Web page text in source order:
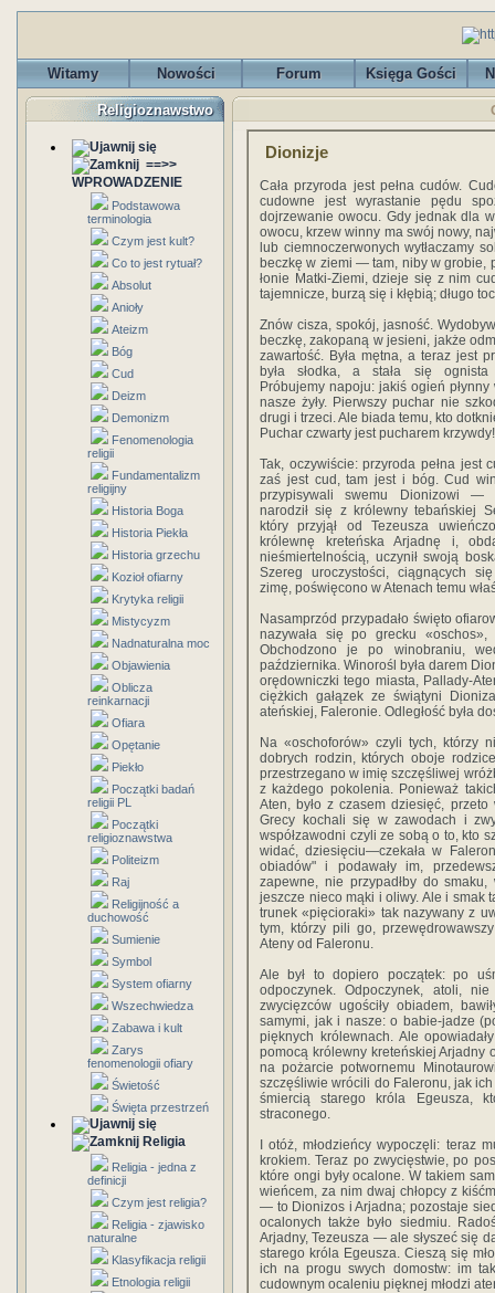
Witamy Nowości Forum Księga Gości
Religioznawstwo
==>>
WPROWADZENIE
Podstawowa
terminologia
Czym jest kult?
Co to jest rytuał?
Absolut
Anioły
Ateizm
Bóg
Cud
Deizm
Demonizm
Fenomenologia
religii
Fundamentalizm
religijny
Historia Boga
Historia Piekła
Historia grzechu
Kozioł ofiarny
Krytyka religii
Mistycyzm
Nadnaturalna moc
Objawienia
Oblicza
reinkarnacji
Ofiara
Opętanie
Piekło
Początki badań
religii PL
Początki
religioznawstwa
Politeizm
Raj
Religijność a
duchowość
Sumienie
Symbol
System ofiarny
Wszechwiedza
Zabawa i kult
Zarys
fenomenologii ofiary
Świetość
Święta przestrzeń
Religia
Religia - jedna z
definicji
Czym jest religia?
Religia - zjawisko
naturalne
Klasyfikacja religii
Etnologia religii
Dionizje
Cała przyroda jest pełna cudów.
cudowne jest wyrastanie pędu
dojrzewanie owocu. Gdy jednak dla
owocu, krzew winny ma swój nowy,
lub ciemnoczerwonych wytłaczamy
beczkę w ziemi — tam, niby w grobie,
łonie Matki-Ziemi, dzieje się z nim
tajemnicze, burzą się i kłębią; długo
Znów cisza, spokój, jasność.
beczkę, zakopaną w jesieni, jakże
zawartość. Była mętna, a teraz jest
była słodka, a stała się
Próbujemy napoju: jakiś ogień
nasze żyły. Pierwszy puchar nie
drugi i trzeci. Ale biada temu, kto
Puchar czwarty jest pucharem krzywdy!
Tak, oczywiście: przyroda pełna jest
zaś jest cud, tam jest i bóg. Cud
przypisywali swemu Dionizowi —
narodził się z królewny tebańskiej
który przyjął od Tezeusza
królewnę kreteńska Arjadnę i,
nieśmiertelnością, uczynił swoją
Szereg uroczystości, ciągnących
zimę, poświęcono w Atenach temu
Nasamprzód przypadało święto
nazywała się po grecku
Obchodzono je po winobraniu,
października. Winorośl była darem
orędowniczki tego miasta, Pallady-
ciężkich gałązek ze świątyni
ateńskiej, Faleronie. Odległość była
Na «oschoforów» czyli tych, którzy
dobrych rodzin, których oboje
przestrzegano w imię szczęśliwej
z każdego pokolenia. Ponieważ
Aten, było z czasem dziesięć,
Grecy kochali się w zawodach i
współzawodni czyli ze sobą o to, kto
widać, dziesięciu—czekała w
obiadów" i podawały im,
zapewne, nie przypadłby do
jeszcze nieco mąki i oliwy. Ale i smak
trunek «pięcioraki» tak nazywany z
tym, którzy pili go,
Ateny od Faleronu.
Ale był to dopiero początek: po
odpoczynek. Odpoczynek, atoli,
zwycięzców ugościły obiadem,
samymi, jak i nasze: o babie-jadze
pięknych królewnach. Ale
pomocą królewny kreteńskiej Arjadny
na pożarcie potwornemu
szczęśliwie wrócili do Faleronu, jak
śmiercią starego króla Egeusza,
straconego.
I otóż, młodzieńcy wypoczęli:
krokiem. Teraz po zwycięstwie, po
które ongi były ocalone. W takiem
wieńcem, za nim dwaj chłopcy z
— to Dionizos i Arjadna; pozostaje
ocalonych także było siedmiu.
Arjadny, Tezeusza — ale słyszeć się
starego króla Egeusza. Cieszą się
ich na progu swych domostw: im
cudownym ocaleniu pięknej młodzi